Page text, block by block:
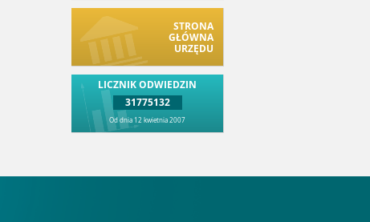
STRONA
GŁÓWNA
URZĘDU
LICZNIK ODWIEDZIN
31775132
Od dnia 12 kwietnia 2007